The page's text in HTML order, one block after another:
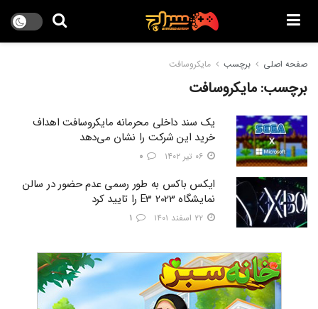
صفحه اصلی برچسب مایکروسافت
برچسب:مایکروسافت
یک سند داخلی محرمانه مایکروسافت اهداف
خرید این شرکت را نشان می‌دهد
ایکس باکس به طور رسمی عدم حضور در سالن
نمایشگاه E3 2023 را تایید کرد